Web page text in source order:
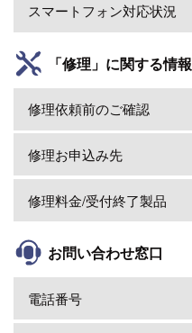
スマートフォン対応状況
「修理」に関する情報
修理依頼前のご確認
修理お申込み先
修理料金/受付終了製品
お問い合わせ窓口
電話番号